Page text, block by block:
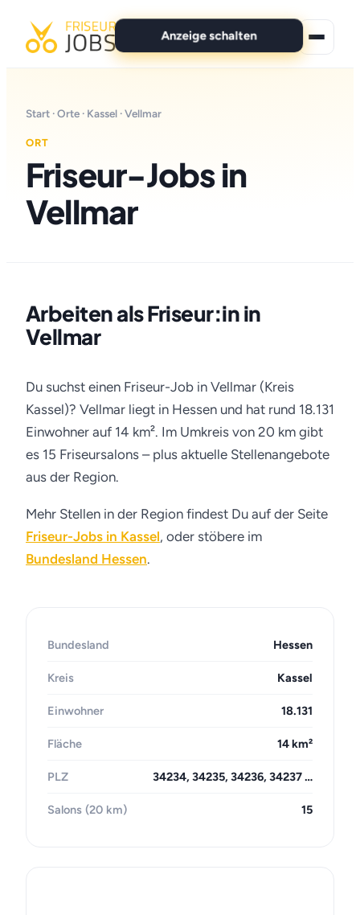
Anzeige schalten
Für Bewerber
Marken
Start ·Orte · Kassel · Vellmar
ORT
Friseur-Jobs in
Vellmar
Arbeiten als Friseur:in in
Vellmar
Du suchst einen Friseur-Job in Vellmar (Kreis
Kassel)? Vellmar liegt in Hessen und hat rund 18.131
Einwohner auf 14 km². Im Umkreis von 20 km gibt
es 15 Friseursalons – plus aktuelle Stellenangebote
aus der Region.
Mehr Stellen in der Region findest Du auf der Seite
Friseur-Jobs in Kassel, oder stöbere im
Bundesland Hessen.
Bundesland Hessen
Kreis Kassel
Einwohner 18.131
Fläche 14 km²
PLZ 34234, 34235, 34236, 34237 …
Salons (20 km) 15